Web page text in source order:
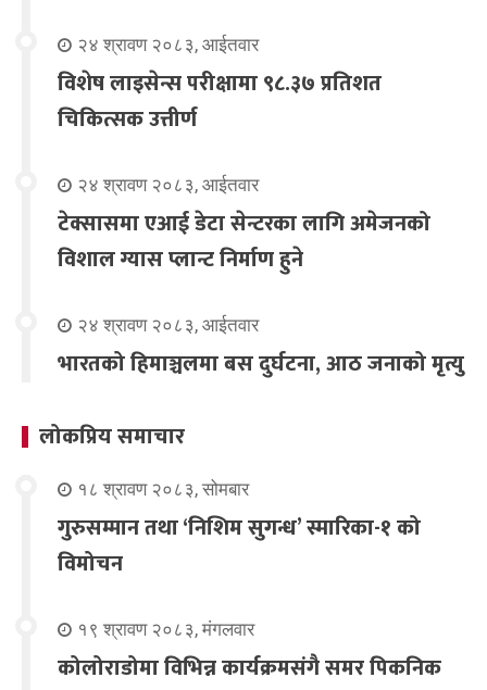
२४ श्रावण २०८३, आईतवार
विशेष लाइसेन्स परीक्षामा ९८.३७ प्रतिशत
चिकित्सक उत्तीर्ण
२४ श्रावण २०८३, आईतवार
टेक्सासमा एआई डेटा सेन्टरका लागि अमेजनको
विशाल ग्यास प्लान्ट निर्माण हुने
२४ श्रावण २०८३, आईतवार
भारतको हिमाञ्चलमा बस दुर्घटना, आठ जनाको मृत्यु
लोकप्रिय समाचार
१८ श्रावण २०८३, सोमबार
गुरुसम्मान तथा ‘निशिम सुगन्ध’ स्मारिका-१ को
विमोचन
१९ श्रावण २०८३, मंगलवार
कोलोराडोमा विभिन्न कार्यक्रमसंगै समर पिकनिक